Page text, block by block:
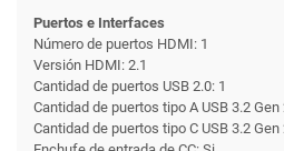
Puertos e Interfaces
Número de puertos HDMI: 1
Versión HDMI: 2.1
Cantidad de puertos USB 2.0: 1
Cantidad de puertos tipo A USB 3.2 Gen
Cantidad de puertos tipo C USB 3.2 Gen